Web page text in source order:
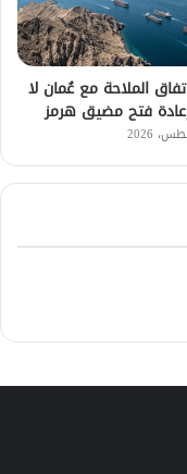
الملاحة مع عُمان لا
فتح مضيق هرمز